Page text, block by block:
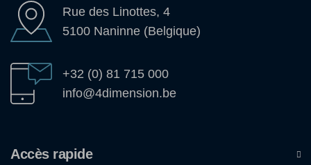
Rue des Linottes, 4
5100 Naninne (Belgique)
+32 (0) 81 715 000
info@4dimension.be
Accès rapide